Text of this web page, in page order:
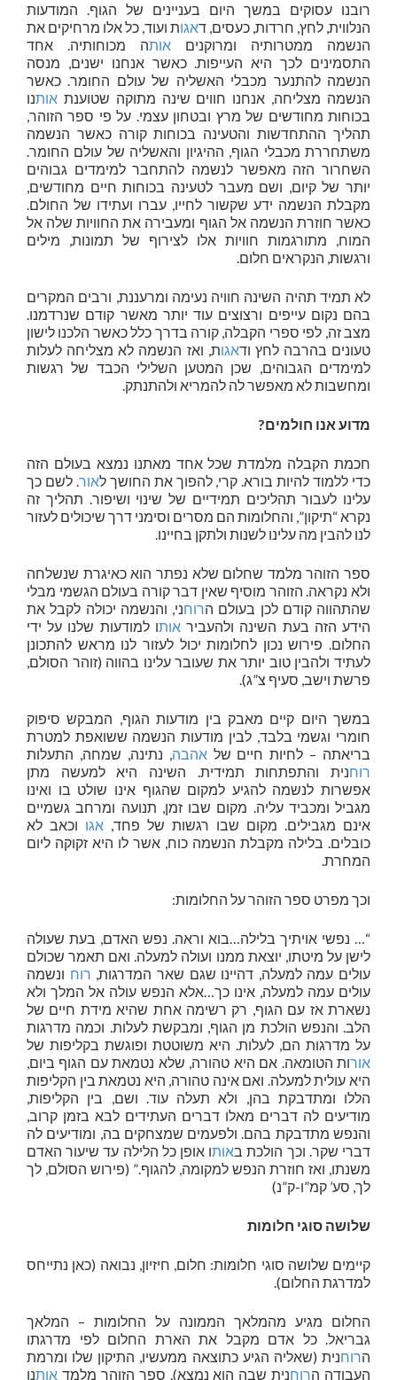
רובנו עסוקים במשך היום בעניינים של הגוף. המודעות
הנלווית, לחץ, חרדות, כעסים, דאגות ועוד, כל אלו מרחיקים את
הנשמה ממטרותיה ומרוקנים אותה מכוחותיה. אחד
התסמינים לכך היא העייפות. כאשר אנחנו ישנים, מנסה
הנשמה להתנער מכבלי האשליה של עולם החומר. כאשר
הנשמה מצליחה, אנחנו חווים שינה מתוקה שטוענת אותנו
בכוחות מחודשים של מרץ ובטחון עצמי. על פי ספר הזוהר,
תהליך ההתחדשות והטעינה בכוחות קורה כאשר הנשמה
משתחררת מכבלי הגוף, ההיגיון והאשליה של עולם החומר.
השחרור הזה מאפשר לנשמה להתחבר למימדים גבוהים
יותר של קיום, ושם מעבר לטעינה בכוחות חיים מחודשים,
מקבלת הנשמה ידע שקשור לחייו, עברו ועתידו של החולם.
כאשר חוזרת הנשמה אל הגוף ומעבירה את החוויות שלה אל
המוח, מתורגמות חוויות אלו לצירוף של תמונות, מילים
ורגשות, הנקראים חלום.
לא תמיד תהיה השינה חוויה נעימה ומרעננת, ורבים המקרים
בהם נקום עייפים ורצוצים עוד יותר מאשר קודם שנרדמנו.
מצב זה, לפי ספרי הקבלה, קורה בדרך כלל כאשר הלכנו לישון
טעונים בהרבה לחץ ודאגות, ואז הנשמה לא מצליחה לעלות
למימדים הגבוהים, שכן המטען השלילי הכבד של רגשות
ומחשבות לא מאפשר לה להמריא ולהתנתק.
מדוע אנו חולמים?
חכמת הקבלה מלמדת שכל אחד מאתנו נמצא בעולם הזה
כדי ללמוד להיות בורא. קרי, להפוך את החושך לאור. לשם כך
עלינו לעבור תהליכים תמידיים של שינוי ושיפור. תהליך זה
נקרא “תיקון”, והחלומות הם מסרים וסימני דרך שיכולים לעזור
לנו להבין מה עלינו לשנות ולתקן בחיינו.
ספר הזוהר מלמד שחלום שלא נפתר הוא כאיגרת שנשלחה
ולא נקראה. הזוהר מוסיף שאין דבר קורה בעולם הגשמי מבלי
שהתהווה קודם לכן בעולם הרוחני, והנשמה יכולה לקבל את
הידע הזה בעת השינה ולהעביראותו למודעות שלנו על ידי
החלום. פירוש נכון לחלומות יכול לעזור לנו מראש להתכונן
לעתיד ולהבין טוב יותר את שעובר עלינו בהווה (זוהר הסולם,
פרשת וישב, סעיף צ”ג).
במשך היום קיים מאבק בין מודעות הגוף, המבקש סיפוק
חומרי וגשמי בלבד, לבין מודעות הנשמה ששואפת למטרת
בריאתה – לחיות חיים שלאהבה, נתינה, שמחה, התעלות
רוחנית והתפתחות תמידית. השינה היא למעשה מתן
אפשרות לנשמה להגיע למקום שהגוף אינו שולט בו ואינו
מגביל ומכביד עליה. מקום שבו זמן, תנועה ומרחב גשמיים
אינם מגבילים. מקום שבו רגשות של פחד, אגו וכאב לא
כובלים. בלילה מקבלת הנשמה כוח, אשר לו היא זקוקה ליום
המחרת.
וכך מפרט ספר הזוהר על החלומות:
“… נפשי אויתיך בלילה…בוא וראה. נפש האדם, בעת שעולה
לישן על מיטתו, יוצאת ממנו ועולה למעלה. ואם תאמר שכולם
עולים עמה למעלה, דהיינו שגם שאר המדרגות, רוח ונשמה
עולים עמה למעלה, אינו כך…אלא הנפש עולה אל המלך ולא
נשארת אז עם הגוף, רק רשימה אחת שהיא מידת חיים של
הלב. והנפש הולכת מן הגוף, ומבקשת לעלות. וכמה מדרגות
על מדרגות הם, לעלות. היא משוטטת ופוגשת בקליפות של
אורות הטומאה. אם היא טהורה, שלא נטמאת עם הגוף ביום,
היא עולית למעלה. ואם אינה טהורה, היא נטמאת בין הקליפות
הללו ומתדבקת בהן, ולא תעלה עוד. ושם, בין הקליפות,
מודיעים לה דברים מאלו דברים העתידים לבא בזמן קרוב,
והנפש מתדבקת בהם. ולפעמים שמצחקים בה, ומודיעים לה
דברי שקר. וכך הולכת באותו אופן כל הלילה עד שיעור האדם
משנתו, ואז חוזרת הנפש למקומה, להגוף.” (פירוש הסולם, לך
לך, סע’ קמ”ו-ק”נ)
שלושה סוגי חלומות
קיימים שלושה סוגי חלומות: חלום, חיזיון, נבואה (כאן נתייחס
למדרגת החלום).
החלום מגיע מהמלאך הממונה על החלומות – המלאך
גבריאל. כל אדם מקבל את הארת החלום לפי מדרגתו
הרוחנית (שאליה הגיע כתוצאה ממעשיו, התיקון שלו ומרמת
העבודה הרוחנית שבה הוא נמצא). ספר הזוהר מלמד אותנו